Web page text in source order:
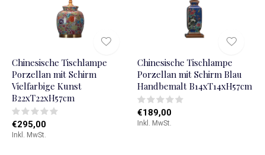
Chinesische Tischlampe
Porzellan mit Schirm
Vielfarbige Kunst
B22xT22xH57cm
€295,00
Inkl. MwSt.
Chinesische Tischlampe
Porzellan mit Schirm Blau
Handbemalt B14xT14xH57cm
€189,00
Inkl. MwSt.